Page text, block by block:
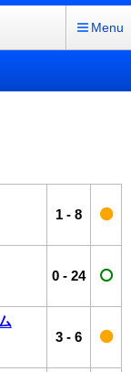
Menu
1 - 8
0 - 24
3 - 6